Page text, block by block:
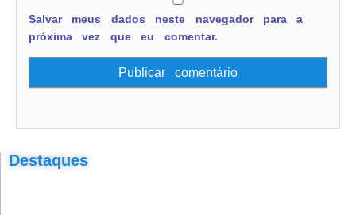
Salvar meus dados neste navegador para a
próxima vez que eu comentar.
Destaques